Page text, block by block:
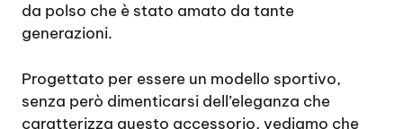
da polso che è stato amato da tante
generazioni.
Progettato per essere un modello sportivo,
senza però dimenticarsi dell’eleganza che
caratterizza questo accessorio, vediamo che